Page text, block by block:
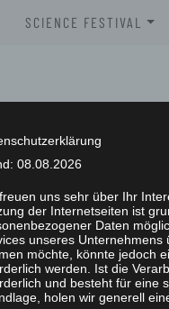
SCIENCE FESTIVAL
XLAB SCIENCE
XLAB SCIENCE
SCIENCE FESTIVAL
08.08.2026
uns sehr über Ihr
der Internetseiten ist
Daten
unseres Unternehmens
möchte, könnte jedoch
werden. Ist die
und besteht für eine
holen wir generell